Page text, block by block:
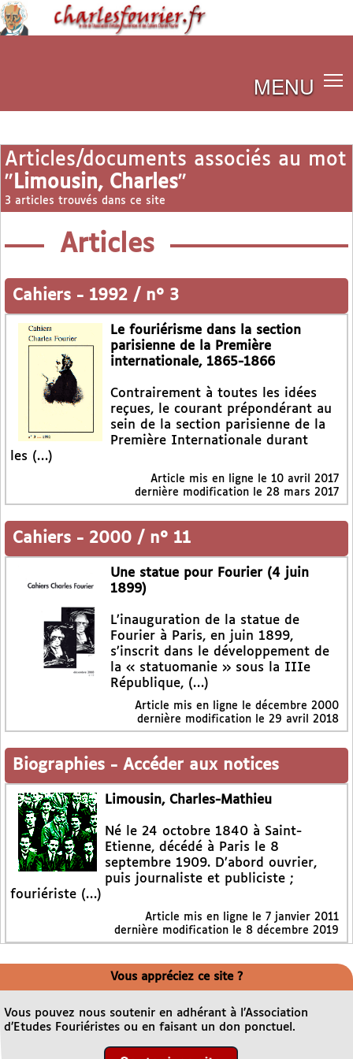
MENU
Articles/documents associés au mot
" Limousin, Charles"
3 articles trouvés dans ce site
Articles
Cahiers - 1992 / n° 3
Le fouriérisme dans la section
parisienne de la Première
internationale, 1865-1866
Contrairement à toutes les idées
reçues, le courant prépondérant au
sein de la section parisienne de la
Première Internationale durant
les (…)
Article mis en ligne le 10 avril 2017
dernière modification le 28 mars 2017
Cahiers - 2000 / n° 11
Une statue pour Fourier (4 juin
1899)
L’inauguration de la statue de
Fourier à Paris, en juin 1899,
s’inscrit dans le développement de
la « statuomanie » sous la IIIe
République, (…)
Article mis en ligne le décembre 2000
dernière modification le 29 avril 2018
Biographies - Accéder aux notices
Limousin, Charles-Mathieu
Né le 24 octobre 1840 à Saint-
Etienne, décédé à Paris le 8
septembre 1909. D’abord ouvrier,
puis journaliste et publiciste ;
fouriériste (…)
Article mis en ligne le 7 janvier 2011
dernière modification le 8 décembre 2019
Vous appréciez ce site ?
Vous pouvez nous soutenir en adhérant à l’Association
d’Etudes Fouriéristes ou en faisant un don ponctuel.